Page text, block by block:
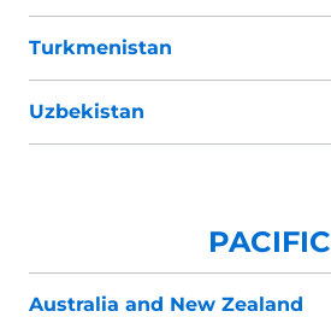
Turkmenistan
Uzbekistan
PACIFIC
Australia and New Zealand